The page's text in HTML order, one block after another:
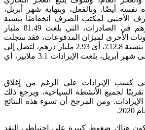
نفسه أيضًا. وبالفعل، وبنهاية شهر أبريل،
الأجنبي لمكتب الصرف انخفاضًا بنسبة
19.7% أو 20 مليار درهم في الصادرات، التي بلغت 81.49 مليار
الأخرى لميزان المدفوعات، فقد سجلت
إيرادات السفر انخفاضاً بنسبة 12.8٪، أي 2.93 مليار درهم، لتصل إلى
19.97 مليارا. بالنسبة إلى شهر أبريل، بلغت الإيرادات 3.1 ملايير، أي
كسب الإيرادات على الرغم من إغلاق
تقريبًا لجميع الأنشطة السياحية، ويرجع ذلك
ومن المرجح أن تسوء هذه النتائج
هناك ضغوط كبيرة على احتياطي النقد